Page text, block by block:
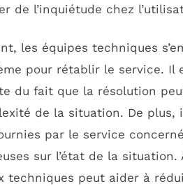
de l’inquiétude chez
les équipes techniques
pour rétablir le service.
du fait que la résolution
de la situation. De
par le service
sur l’état de la
techniques peut aider à